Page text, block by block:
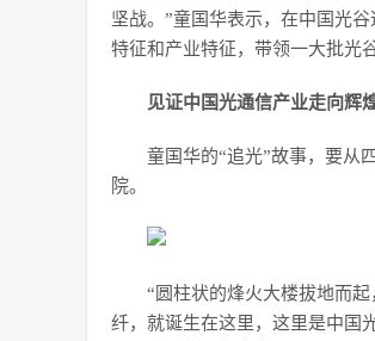
坚战。”童国华表示，在中国光
特征和产业特征，带领一大批光
见证中国光通信产业走向辉
童国华的“追光”故事，要从
院。
“圆柱状的烽火大楼拔地而起
纤，就诞生在这里，这里是中国